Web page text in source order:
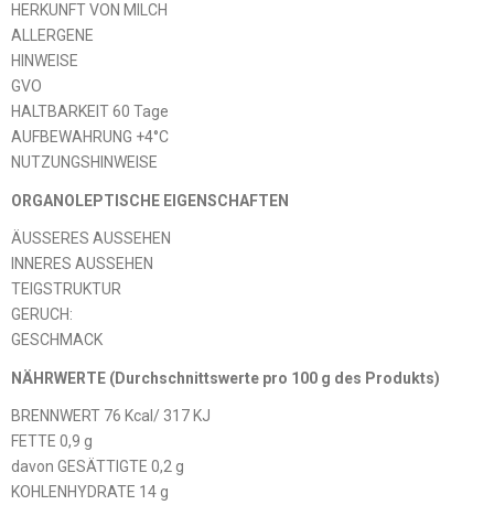
HERKUNFT VON MILCH
ALLERGENE
HINWEISE
GVO
HALTBARKEIT 60 Tage
AUFBEWAHRUNG +4°C
NUTZUNGSHINWEISE
ORGANOLEPTISCHE EIGENSCHAFTEN
ÄUSSERES AUSSEHEN
INNERES AUSSEHEN
TEIGSTRUKTUR
GERUCH:
GESCHMACK
NÄHRWERTE (Durchschnittswerte pro 100 g des Produkts)
BRENNWERT 76 Kcal/ 317 KJ
FETTE 0,9 g
davon GESÄTTIGTE 0,2 g
KOHLENHYDRATE 14 g